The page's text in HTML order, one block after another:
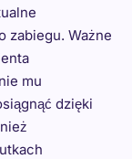
zabiegu. Ważne
mu
dzięki